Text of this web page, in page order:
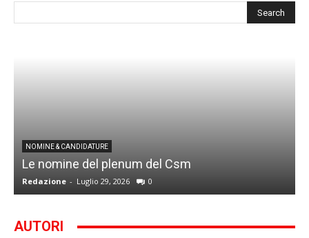
NOMINE & CANDIDATURE
Le nomine del plenum del Csm
Redazione - Luglio 29, 2026 0
AUTORI